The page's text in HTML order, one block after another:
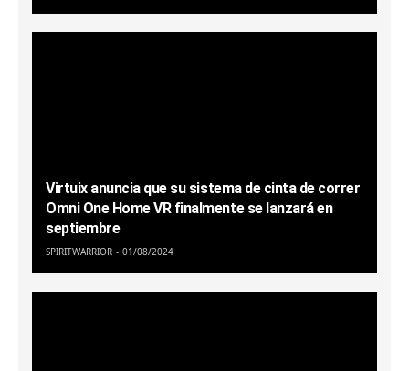
Virtuix anuncia que su sistema de cinta de correr
Omni One Home VR finalmente se lanzará en
septiembre
SPIRITWARRIOR 01/08/2024